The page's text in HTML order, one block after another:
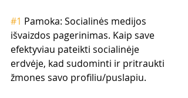
#1 Pamoka: Socialinės medijos
išvaizdos pagerinimas. Kaip save
efektyviau pateikti socialinėje
erdvėje, kad sudominti ir pritraukti
žmones savo profiliu/puslapiu.